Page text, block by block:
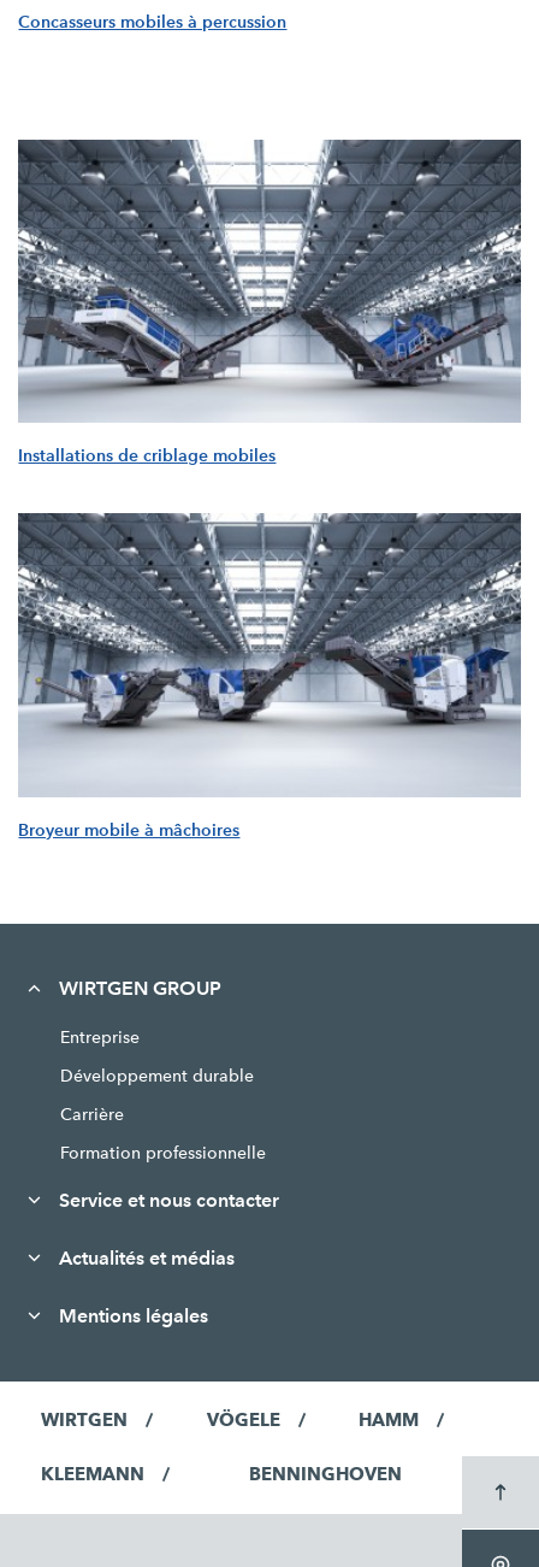
Concasseurs mobiles à percussion
Installations de criblage mobiles
Broyeur mobile à mâchoires
WIRTGEN GROUP
Entreprise
Développement durable
Carrière
Formation professionnelle
Service et nous contacter
Actualités et médias
Mentions légales
WIRTGEN VÖGELE HAMM
KLEEMANN BENNINGHOVEN